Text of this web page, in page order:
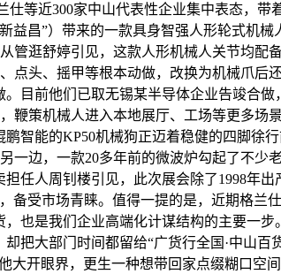
等近300家中山代表性企业集中表态，带
昌”）带来的一款具身智强人形轮式机
管逛舒婷引见，这款人形机械人关节均配
头、摇甲等根本动做，改换为机械爪后
目前他们已取无锡某半导体企业告竣合
策机械人进入本地展厅、工场等更多场
智能的KP50机械狗正迈着稳健的四脚徐行
边，一款20多年前的微波炉勾起了不少
人周钊楼引见，此次展会除了1998年出
受市场青睐。值得一提的是，近期格兰
也是我们企业高端化计谋结构的主要一步
把大部门时间都留给“广货行全国·中山百
开眼界，更生一种想带回家点缀糊口空